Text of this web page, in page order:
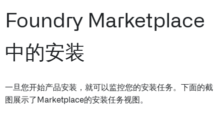
Foundry Marketplace
中的安装
一旦您开始产品安装，就可以监控您的安装任务。下面的截
图展示了Marketplace的安装任务视图。